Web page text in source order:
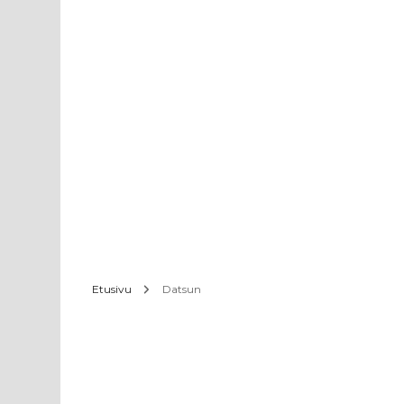
Etusivu Datsun